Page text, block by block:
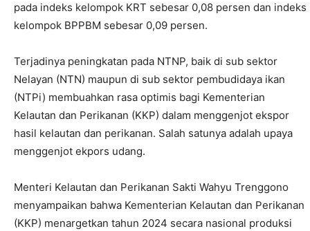
pada indeks kelompok KRT sebesar 0,08 persen dan indeks
kelompok BPPBM sebesar 0,09 persen.
Terjadinya peningkatan pada NTNP, baik di sub sektor
Nelayan (NTN) maupun di sub sektor pembudidaya ikan
(NTPi) membuahkan rasa optimis bagi Kementerian
Kelautan dan Perikanan (KKP) dalam menggenjot ekspor
hasil kelautan dan perikanan. Salah satunya adalah upaya
menggenjot ekpors udang.
Menteri Kelautan dan Perikanan Sakti Wahyu Trenggono
menyampaikan bahwa Kementerian Kelautan dan Perikanan
(KKP) menargetkan tahun 2024 secara nasional produksi